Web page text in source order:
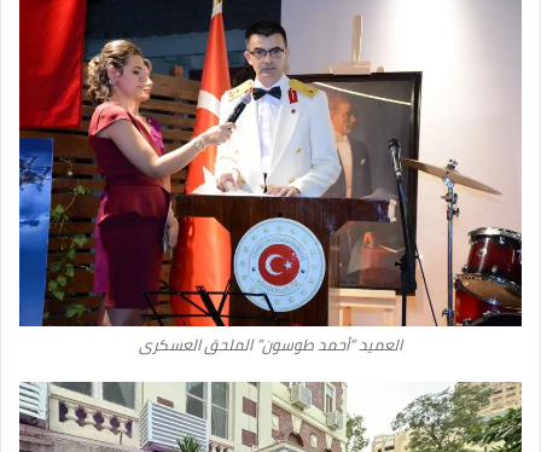
العميد “أحمد ‏طوسون” الملحق العسكرى